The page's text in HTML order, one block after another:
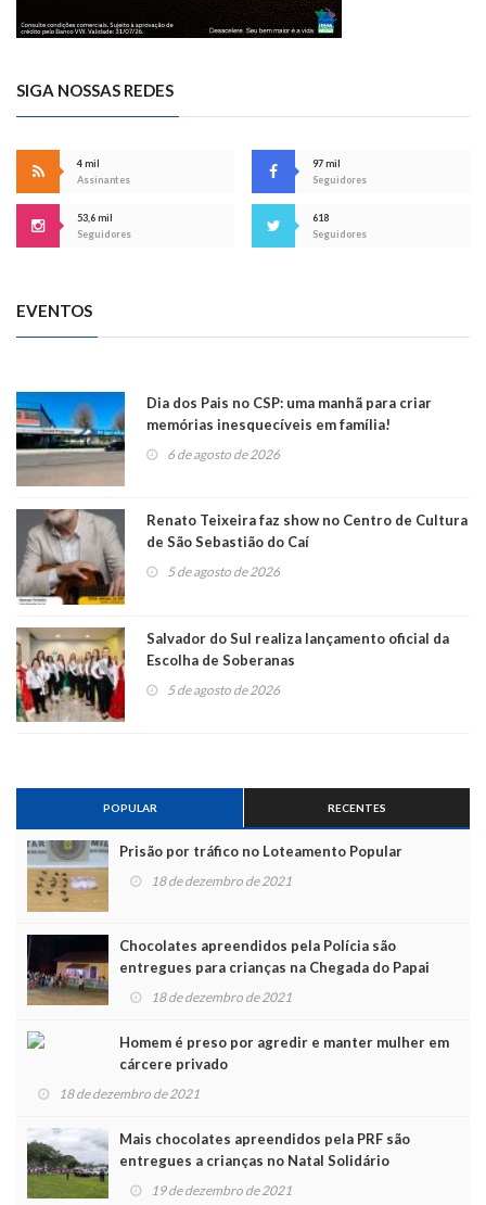
SIGA NOSSAS REDES
4 mil
Assinantes
97 mil
Seguidores
53,6 mil
Seguidores
618
Seguidores
EVENTOS
Dia dos Pais no CSP: uma manhã para criar
memórias inesquecíveis em família!
6 de agosto de 2026
Renato Teixeira faz show no Centro de Cultura
de São Sebastião do Caí
5 de agosto de 2026
Salvador do Sul realiza lançamento oficial da
Escolha de Soberanas
5 de agosto de 2026
POPULAR RECENTES
Prisão por tráfico no Loteamento Popular
18 de dezembro de 2021
Chocolates apreendidos pela Polícia são
entregues para crianças na Chegada do Papai
Noel
18 de dezembro de 2021
Homem é preso por agredir e manter mulher em
cárcere privado
18 de dezembro de 2021
Mais chocolates apreendidos pela PRF são
entregues a crianças no Natal Solidário
19 de dezembro de 2021